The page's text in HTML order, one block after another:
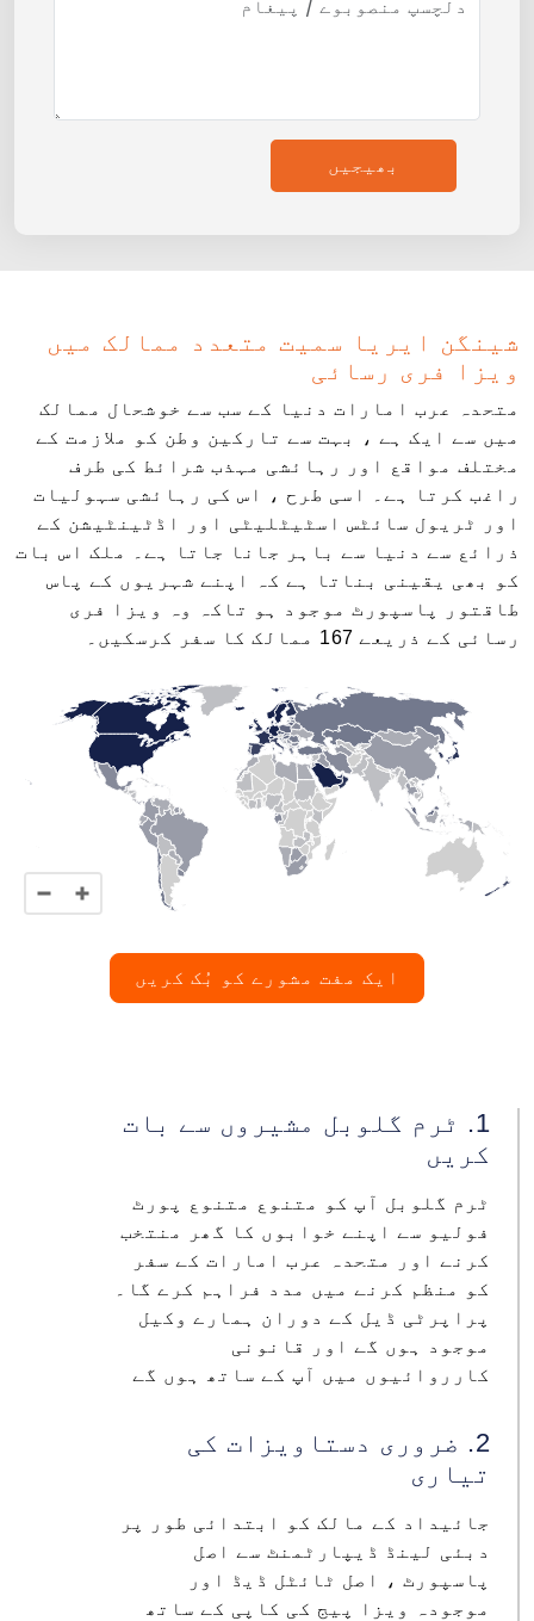
بھیجیں
شینگن ایریا سمیت متعدد ممالک میں
ویزا فری رسائی
متحدہ عرب امارات دنیا کے سب سے خوشحال ممالک
میں سے ایک ہے ، بہت سے تارکین وطن کو ملازمت کے
مختلف مواقع اور رہائشی مہذب شرائط کی طرف
راغب کرتا ہے۔ اسی طرح ، اس کی رہائشی سہولیات
اور ٹریول سائٹس اسٹیٹلیٹی اور اڈٹینٹیشن کے
ذرائع سے دنیا سے باہر جانا جاتا ہے۔ ملک اس بات
کو بھی یقینی بناتا ہے کہ اپنے شہریوں کے پاس
طاقتور پاسپورٹ موجود ہو تاکہ وہ ویزا فری
رسائی کے ذریعے 167 ممالک کا سفر کرسکیں۔
ایک مفت مشورے کو بُک کریں
1. ٹرم گلوبل مشیروں سے بات
کریں
ٹرم گلوبل آپ کو متنوع متنوع پورٹ
فولیو سے اپنے خوابوں کا گھر منتخب
کرنے اور متحدہ عرب امارات کے سفر
کو منظم کرنے میں مدد فراہم کرے گا۔
پراپرٹی ڈیل کے دوران ہمارے وکیل
موجود ہوں گے اور قانونی
کارروائیوں میں آپ کے ساتھ ہوں گے
2. ضروری دستاویزات کی
تیاری
جائیداد کے مالک کو ابتدائی طور پر
دبئی لینڈ ڈیپارٹمنٹ سے اصل
پاسپورٹ ، اصل ٹائٹل ڈیڈ اور
موجودہ ویزا پیج کی کاپی کے ساتھ